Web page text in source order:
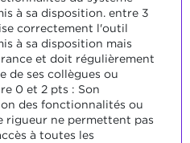
à sa disposition. entre 3
correctement l'outil
à sa disposition mais
et doit régulièrement
de ses collègues ou
0 et 2 pts : Son
des fonctionnalités ou
rigueur ne permettent pas
à toutes les